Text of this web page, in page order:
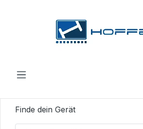
Finde dein Gerät